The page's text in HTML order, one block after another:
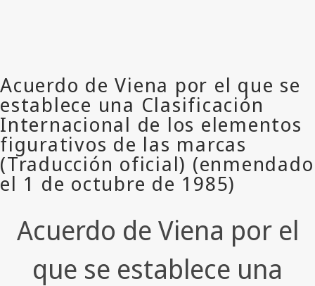
Acuerdo de Viena por el
que se establece una